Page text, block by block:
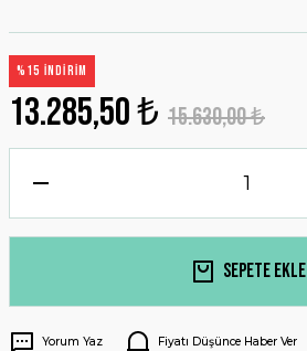
%15 İNDİRİM
13.285,50 ₺ 15.630,00 ₺
Sepete Ekle
Yorum Yaz Fiyatı Düşünce Haber Ver